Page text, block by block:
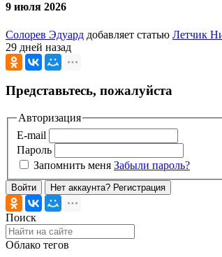
9 июля 2026
Солорев Эдуард добавляет статью Летчик
29 дней назад
Представьтесь, пожалуйста
Авторизация
E-mail
Пароль
Запомнить меня Забыли пароль?
Войти Нет аккаунта? Регистрация
Поиск
Облако тегов